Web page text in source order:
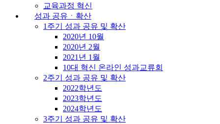
교육과정 혁신
성과 공유ㆍ확산
1주기 성과 공유 및 확산
2020년 10월
2020년 2월
2021년 1월
10대 혁신 온라인 성과교류회
2주기 성과 공유 및 확산
2022학년도
2023학년도
2024학년도
3주기 성과 공유 및 확산